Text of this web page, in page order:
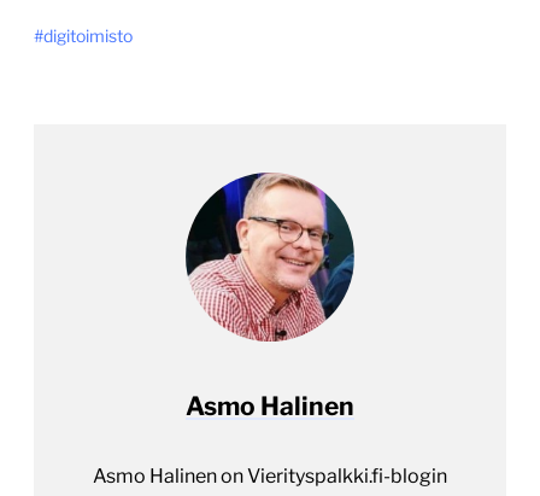
digitoimisto
Asmo Halinen
Asmo Halinen on Vierityspalkki.fi-blogin